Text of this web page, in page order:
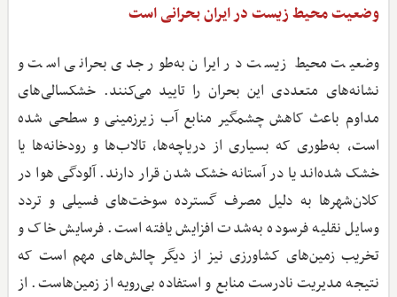
وضعیت محیط‌ زیست در ایران بحرانی است
وضعیت محیط‌ زیست در ایران به‌طور جدی بحرانی است و
نشانه‌های متعددی این بحران را تایید می‌کنند. خشکسالی‌های
مداوم باعث کاهش چشمگیر منابع آب زیرزمینی و سطحی شده
است، به‌طوری که بسیاری از دریاچه‌ها، تالاب‌ها و رودخانه‌ها یا
خشک شده‌اند یا در آستانه خشک شدن قرار دارند. آلودگی هوا در
کلان‌شهرها به دلیل مصرف گسترده سوخت‌های فسیلی و تردد
وسایل نقلیه فرسوده به‌شدت افزایش یافته است. فرسایش خاک و
تخریب زمین‌های کشاورزی نیز از دیگر چالش‌های مهم است که
نتیجه مدیریت نادرست منابع و استفاده بی‌رویه از زمین‌هاست. از